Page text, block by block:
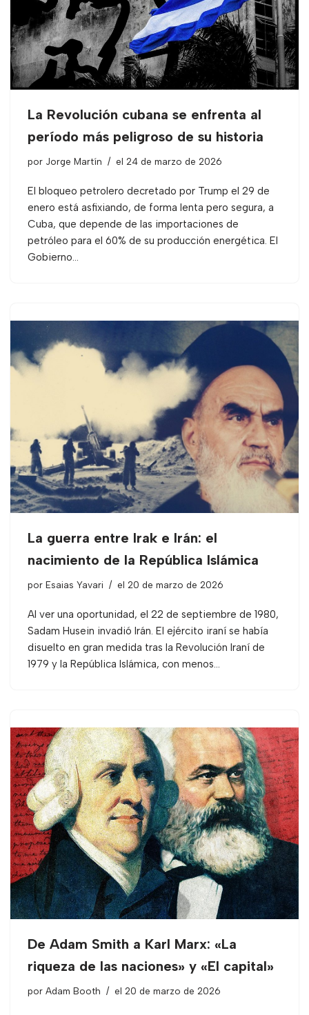
La Revolución cubana se enfrenta al
período más peligroso de su historia
por Jorge Martín el 24 de marzo de 2026
El bloqueo petrolero decretado por Trump el 29 de
enero está asfixiando, de forma lenta pero segura, a
Cuba, que depende de las importaciones de
petróleo para el 60% de su producción energética. El
Gobierno…
La guerra entre Irak e Irán: el
nacimiento de la República Islámica
por Esaias Yavari el 20 de marzo de 2026
Al ver una oportunidad, el 22 de septiembre de 1980,
Sadam Husein invadió Irán. El ejército iraní se había
disuelto en gran medida tras la Revolución Iraní de
1979 y la República Islámica, con menos…
De Adam Smith a Karl Marx: «La
riqueza de las naciones» y «El capital»
por Adam Booth el 20 de marzo de 2026